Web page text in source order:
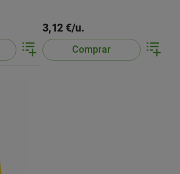
3,12 €/u.
Comprar